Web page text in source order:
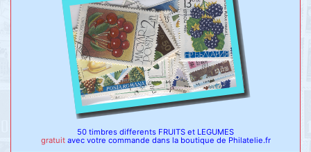
50 timbres differents FRUITS et LEGUMES
gratuit avec votre commande dans la boutique de Philatelie.fr